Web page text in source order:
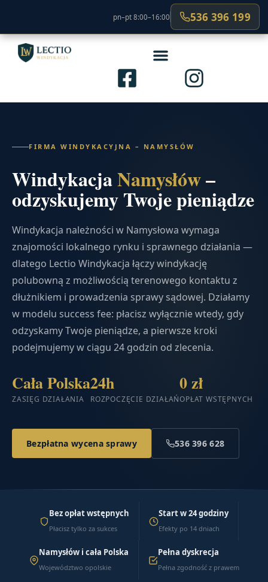
pn–pt 8:00–16:00 536 396 199
FIRMA WINDYKACYJNA – NAMYSŁÓW
WindykacjaNamysłów–
odzyskujemy Twoje pieniądze
Windykacja należności w Namysłowa wymaga
znajomości lokalnego rynku i sprawnego działania —
dlatego Lectio Windykacja łączy windykację
polubowną z możliwością terenowego kontaktu z
dłużnikiem i prowadzenia sprawy sądowej. Działamy
w modelu success fee: płacisz wyłącznie wtedy, gdy
odzyskamy Twoje pieniądze, a pierwsze kroki
podejmujemy w ciągu 24 godzin od zlecenia.
Cała Polska
ZASIĘG DZIAŁANIA
24h
ROZPOCZĘCIE DZIAŁAŃ
0 zł
OPŁAT WSTĘPNYCH
Bezpłatna wycena sprawy 536 396 628
Bez opłat wstępnych
Płacisz tylko za sukces
Start w 24 godziny
Efekty po 14 dniach
Namysłów i cała Polska
Województwo opolskie
Pełna dyskrecja
Pełna zgodność z prawem